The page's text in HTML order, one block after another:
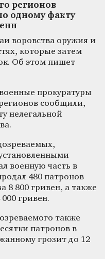
регионов
одному факту
воровства оружия и
которые затем
Об этом пишет
прокуратуры
сообщили,
нелегальной
военную часть в
480 патронов
8 800 гривен, а также
гривен.
также
патронов в
грозит до 12